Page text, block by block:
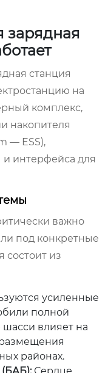
зарядная
станция
на
комплекс,
накопителя
— ESS),
интерфейса для
важно
под конкретные
состоит из
усиленные
полной
шасси влияет на
районах.
(БАБ):Сердце